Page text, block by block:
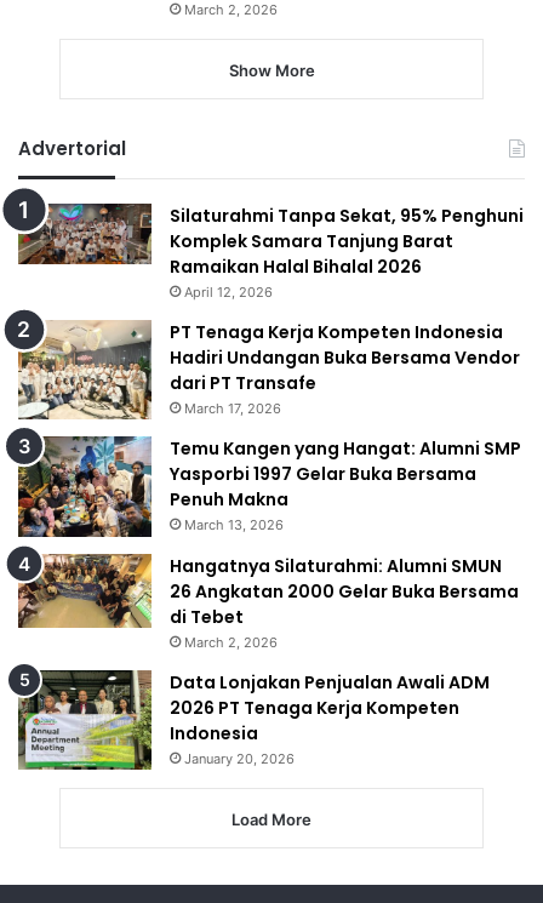
March 2, 2026
Show More
Advertorial
Silaturahmi Tanpa Sekat, 95% Penghuni
Komplek Samara Tanjung Barat
Ramaikan Halal Bihalal 2026
April 12, 2026
PT Tenaga Kerja Kompeten Indonesia
Hadiri Undangan Buka Bersama Vendor
dari PT Transafe
March 17, 2026
Temu Kangen yang Hangat: Alumni SMP
Yasporbi 1997 Gelar Buka Bersama
Penuh Makna
March 13, 2026
Hangatnya Silaturahmi: Alumni SMUN
26 Angkatan 2000 Gelar Buka Bersama
di Tebet
March 2, 2026
Data Lonjakan Penjualan Awali ADM
2026 PT Tenaga Kerja Kompeten
Indonesia
January 20, 2026
Load More